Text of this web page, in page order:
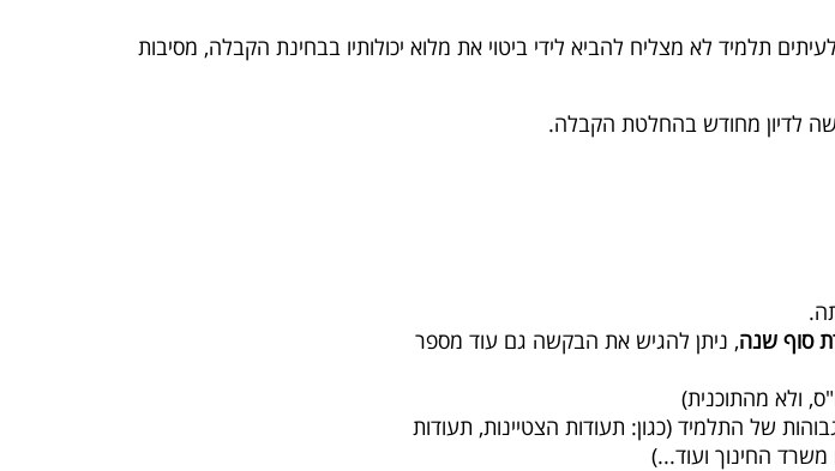
תלמיד לא מצליח להביא לידי ביטוי את מלוא יכולותיו בבחינת הקבלה, מסיבות
לדיון מחודש בהחלטת הקבלה.
סוף שנה, ניתן להגיש את הבקשה גם עוד מספר
ולא מהתוכנית)
של התלמיד (כגון: תעודות הצטיינות, תעודות
משרד החינוך ועוד...)